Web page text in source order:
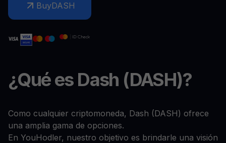
BuyDASH
¿Qué es Dash (DASH)?
Como cualquier criptomoneda, Dash (DASH) ofrece
una amplia gama de opciones.
En YouHodler, nuestro objetivo es brindarle una visión